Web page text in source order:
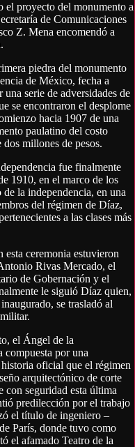
el proyecto del monumento a
de Comunicaciones
Z. Mena encomendó a
piedra del monumento
de México, fecha a
serie de adversidades de
se encontraron el desplome
hacia 1907 de una
paulatino del costo
millones de pesos.
fue finalmente
1910, en el marco de los
la independencia, en una
del régimen de Díaz,
a las clases más
esta ceremonia estuvieron
Rivas Mercado, el
de Gobernación y el
le siguió Díaz quien,
se trasladó al
el Ángel de la
compuesta por una
oficial que el régimen
arquitectónico de corte
con seguridad esta última
predilección por el trabajo
el título de ingeniero –
París, donde tuvo como
el afamado Teatro de la